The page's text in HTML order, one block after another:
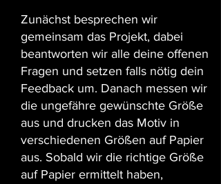
Zunächst besprechen wir
gemeinsam das Projekt, dabei
beantworten wir alle deine offenen
Fragen und setzen falls nötig dein
Feedback um. Danach messen wir
die ungefähre gewünschte Größe
aus und drucken das Motiv in
verschiedenen Größen auf Papier
aus. Sobald wir die richtige Größe
auf Papier ermittelt haben,